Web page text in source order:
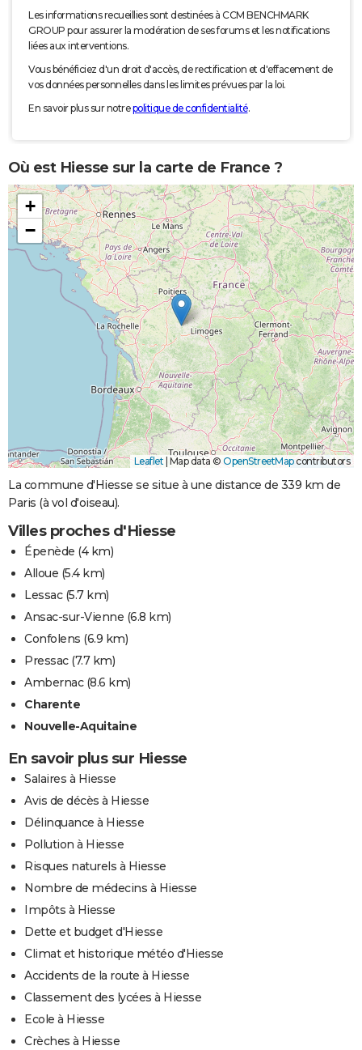
Les informations recueillies sont destinées à CCM BENCHMARK
GROUP pour assurer la modération de ses forums et les notifications
liées aux interventions.
Vous bénéficiez d'un droit d'accès, de rectification et d'effacement de
vos données personnelles dans les limites prévues par la loi.
En savoir plus sur notrepolitique de confidentialité.
Où est Hiesse sur la carte de France ?
+
−
Leaflet Map data © OpenStreetMapcontributors
La commune d'Hiesse se situe à une distance de 339 km de
Paris (à vol d'oiseau).
Villes proches d'Hiesse
Épenède (4 km)
Alloue (5.4 km)
Lessac(5.7 km)
Ansac-sur-Vienne (6.8 km)
Confolens (6.9 km)
Pressac(7.7 km)
Ambernac(8.6 km)
Charente
Nouvelle-Aquitaine
En savoir plus sur Hiesse
Salaires à Hiesse
Avis de décès à Hiesse
Délinquance à Hiesse
Pollution à Hiesse
Risques naturels à Hiesse
Nombre de médecins à Hiesse
Impôts à Hiesse
Dette et budget d'Hiesse
Climat et historique météo d'Hiesse
Accidents de la route à Hiesse
Classement des lycées à Hiesse
Ecole à Hiesse
Crèches à Hiesse